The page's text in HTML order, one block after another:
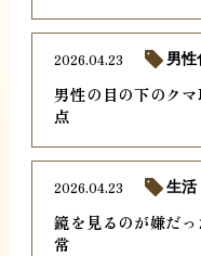
男性の目の下のク
点
2026.04.23 男性
鏡を見るのが嫌だ
常
2026.04.23 生活